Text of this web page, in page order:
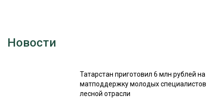
Новости
Татарстан приготовил 6 млн рублей на
матподдержку молодых специалистов
лесной отрасли